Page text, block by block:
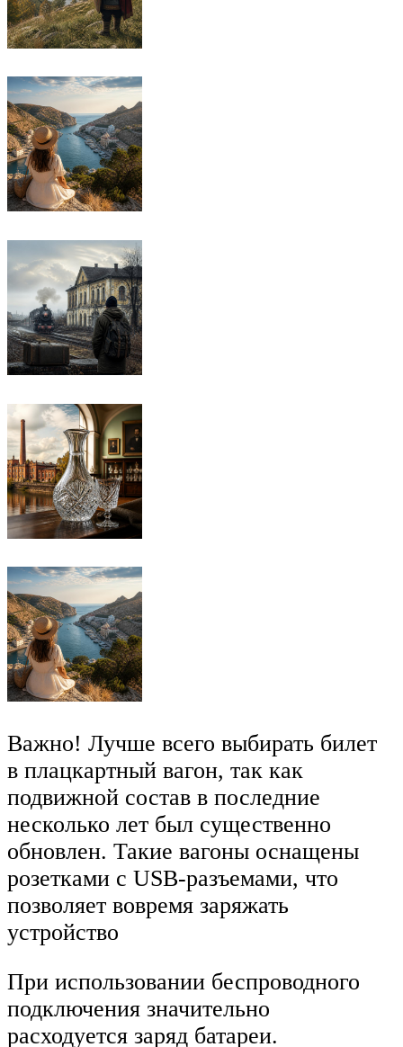
Важно! Лучше всего выбирать билет
в плацкартный вагон, так как
подвижной состав в последние
несколько лет был существенно
обновлен. Такие вагоны оснащены
розетками с USB-разъемами, что
позволяет вовремя заряжать
устройство
При использовании беспроводного
подключения значительно
расходуется заряд батареи.